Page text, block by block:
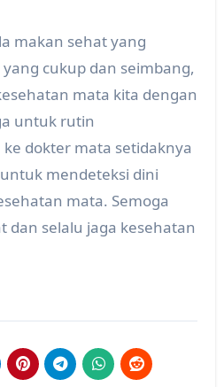
makan sehat yang
cukup dan seimbang,
mata kita dengan
untuk rutin
dokter mata setidaknya
mendeteksi dini
mata. Semoga
dan selalu jaga kesehatan